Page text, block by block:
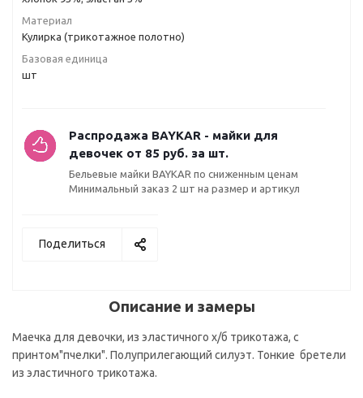
Материал
Кулирка (трикотажное полотно)
Базовая единица
шт
Распродажа BAYKAR - майки для
девочек от 85 руб. за шт.
Бельевые майки BAYKAR по сниженным ценам
Минимальный заказ 2 шт на размер и артикул
Поделиться
Описание и замеры
Маечка для девочки, из эластичного х/б трикотажа, с
принтом"пчелки". Полуприлегающий силуэт. Тонкие бретели
из эластичного трикотажа.